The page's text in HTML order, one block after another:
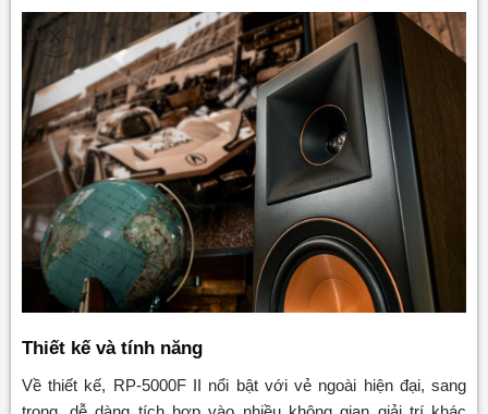
Thiết kế và tính năng
Về thiết kế, RP-5000F II nổi bật với vẻ ngoài hiện đại, sang